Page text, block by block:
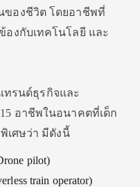
ของชีวิต โดยอาชีพที่
องกับเทคโนโลยี และ
เทรนด์ธุรกิจและ
อาชีพในอนาคตที่เด็ก
เศษว่า มีดังนี้
pilot)
train operator)